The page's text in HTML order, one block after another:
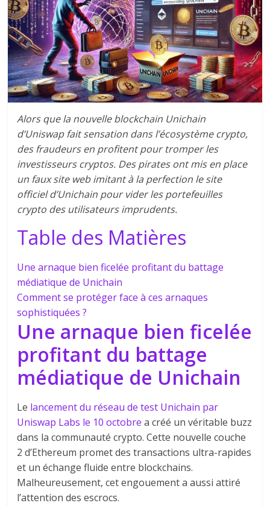
Alors que la nouvelle blockchain Unichain
d’Uniswap fait sensation dans l’écosystème crypto,
des fraudeurs en profitent pour tromper les
investisseurs cryptos. Des pirates ont mis en place
un faux site web imitant à la perfection le site
officiel d’Unichain pour vider les portefeuilles
crypto des utilisateurs imprudents.
Table des Matières
Une arnaque bien ficelée profitant du battage
médiatique de Unichain
Comment se protéger face à ces arnaques
sophistiquées ?
Une arnaque bien ficelée
profitant du battage
médiatique de Unichain
Le lancement du réseau de test Unichain par
Uniswap Labs le 10 octobre a créé un véritable buzz
dans la communauté crypto. Cette nouvelle couche
2 d’Ethereum promet des transactions ultra-rapides
et un échange fluide entre blockchains.
Malheureusement, cet engouement a aussi attiré
l’attention des escrocs.